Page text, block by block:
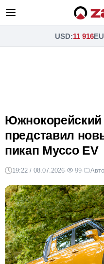
USD:11 916
Южнокорейский
представил
пикап Муссо EV
19:22 / 08.07.2026· 99· Авто